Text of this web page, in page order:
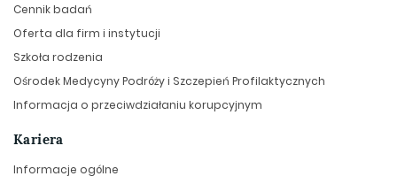
Cennik badań
Oferta dla firm i instytucji
Szkoła rodzenia
Ośrodek Medycyny Podróży i Szczepień Profilaktycznych
Informacja o przeciwdziałaniu korupcyjnym
Kariera
Informacje ogólne